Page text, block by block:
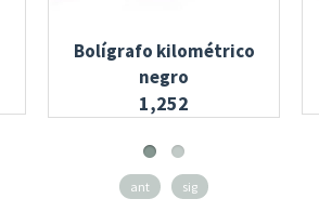
Bolígrafo kilométrico
negro
1,252
ant sig